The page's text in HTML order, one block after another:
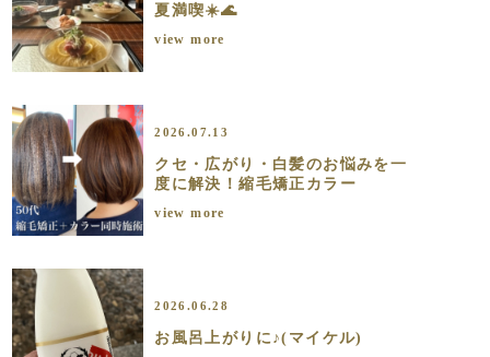
夏満喫☀️🌊
view more
2026.07.13
クセ・広がり・白髪のお悩みを一
度に解決！縮毛矯正カラー
view more
2026.06.28
お風呂上がりに♪(マイケル)